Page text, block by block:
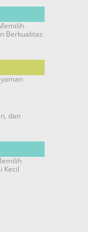
Berkualitas
dan
Kecil